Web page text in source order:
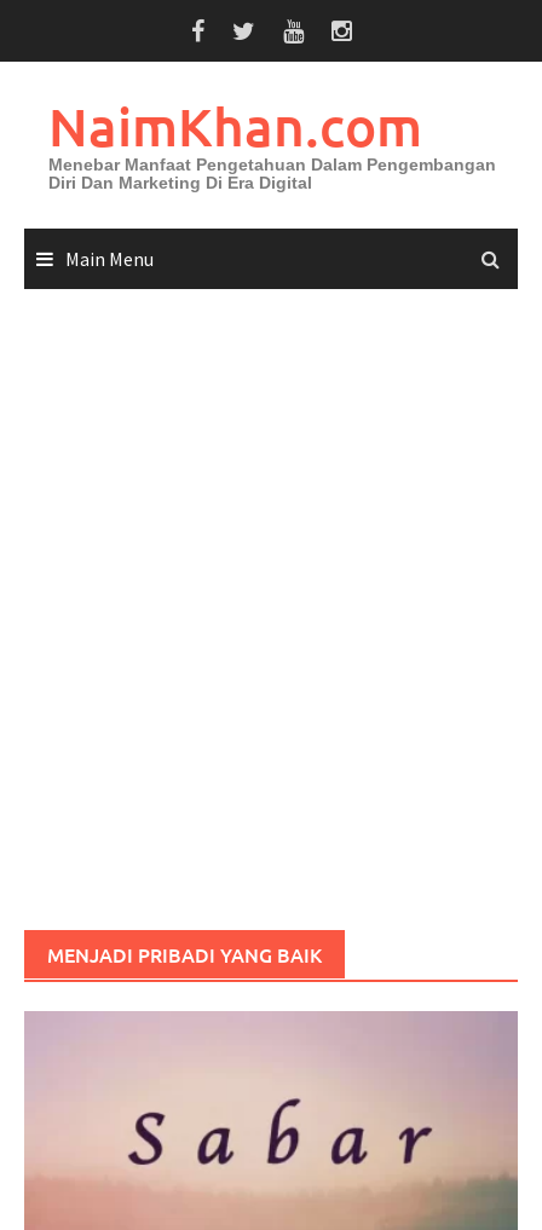
NaimKhan.com
Menebar Manfaat Pengetahuan Dalam Pengembangan
Diri Dan Marketing Di Era Digital
Main Menu
MENJADI PRIBADI YANG BAIK